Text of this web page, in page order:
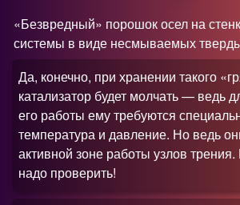
«Безвредный» порошок осел на
системы в виде несмываемых
Да, конечно, при хранении такого
катализатор будет молчать — ведь
его работы ему требуются
температура и давление. Но ведь
активной зоне работы узлов трения.
надо проверить!